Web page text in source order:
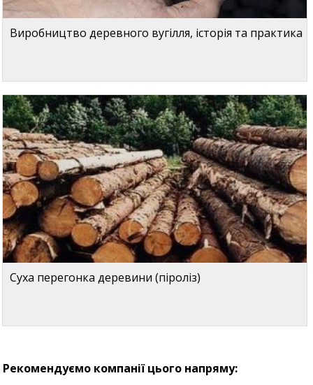
Виробництво деревного вугілля, історія та практика
Суха перегонка деревини (піроліз)
Рекомендуємо компанії цього напряму: